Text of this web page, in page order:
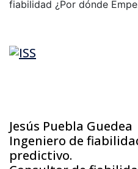
Jesús Puebla Guedea
Ingeniero de
predictivo.